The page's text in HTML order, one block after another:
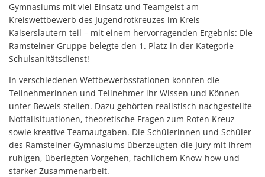
Gymnasiums mit viel Einsatz und Teamgeist am
Kreiswettbewerb des Jugendrotkreuzes im Kreis
Kaiserslautern teil – mit einem hervorragenden Ergebnis: Die
Ramsteiner Gruppe belegte den 1. Platz in der Kategorie
Schulsanitätsdienst!
In verschiedenen Wettbewerbsstationen konnten die
Teilnehmerinnen und Teilnehmer ihr Wissen und Können
unter Beweis stellen. Dazu gehörten realistisch nachgestellte
Notfallsituationen, theoretische Fragen zum Roten Kreuz
sowie kreative Teamaufgaben. Die Schülerinnen und Schüler
des Ramsteiner Gymnasiums überzeugten die Jury mit ihrem
ruhigen, überlegten Vorgehen, fachlichem Know-how und
starker Zusammenarbeit.